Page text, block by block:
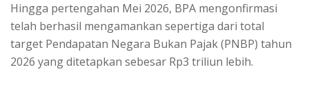
Hingga pertengahan Mei 2026, BPA mengonfirmasi
telah berhasil mengamankan sepertiga dari total
target Pendapatan Negara Bukan Pajak (PNBP) tahun
2026 yang ditetapkan sebesar Rp3 triliun lebih.